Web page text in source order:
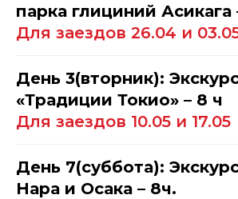
парка глициний Асикага
Для заездов 26.04 и
День 3(вторник):
«Традиции Токио» – 8 ч
Для заездов 10.05 и 17.05
День 7(суббота):
Нара и Осака – 8ч.